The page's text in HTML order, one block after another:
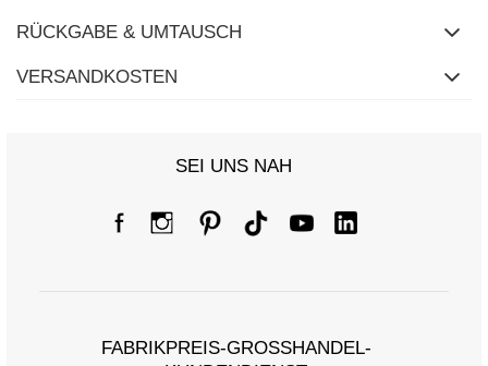
RÜCKGABE & UMTAUSCH
VERSANDKOSTEN
SEI UNS NAH
FABRIKPREIS-GROSSHANDEL-K